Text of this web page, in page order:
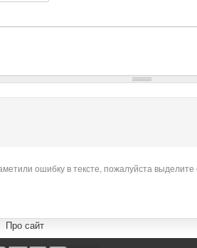
ошибку в тексте, пожалуйста
Про сайт